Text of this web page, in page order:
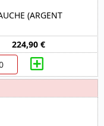
(ARGENT
224,90 €